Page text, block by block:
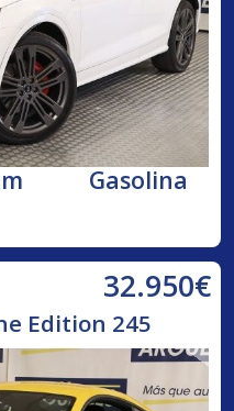
Gasolina
32.950€
Edition 245